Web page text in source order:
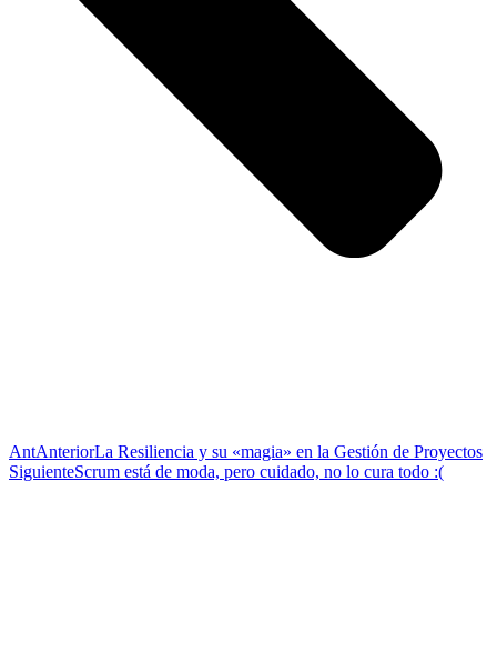
AntAnteriorLa Resiliencia y su «magia» en la Gestión de Proyectos
SiguienteScrum está de moda, pero cuidado, no lo cura todo :(